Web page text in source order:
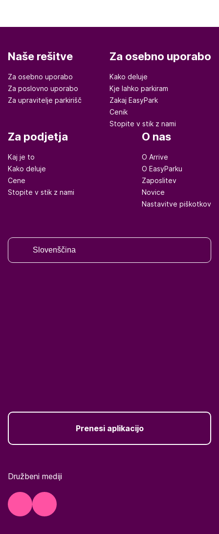
Naše rešitve
Za osebno uporabo
Za poslovno uporabo
Za upravitelje parkirišč
Za osebno uporabo
Kako deluje
Kje lahko parkiram
Zakaj EasyPark
Cenik
Stopite v stik z nami
Za podjetja
Kaj je to
Kako deluje
Cene
Stopite v stik z nami
O nas
O Arrive
O EasyParku
Zaposlitev
Novice
Nastavitve piškotkov
Slovenščina
Prenesi aplikacijo
Družbeni mediji